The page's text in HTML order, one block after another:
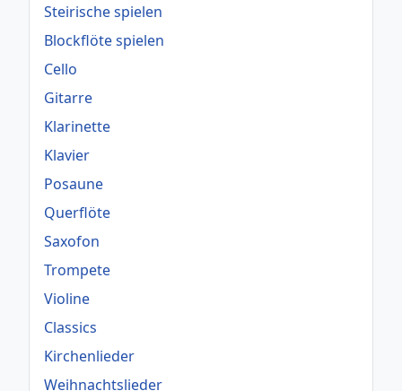
Steirische spielen
Blockflöte spielen
Cello
Gitarre
Klarinette
Klavier
Posaune
Querflöte
Saxofon
Trompete
Violine
Classics
Kirchenlieder
Weihnachtslieder